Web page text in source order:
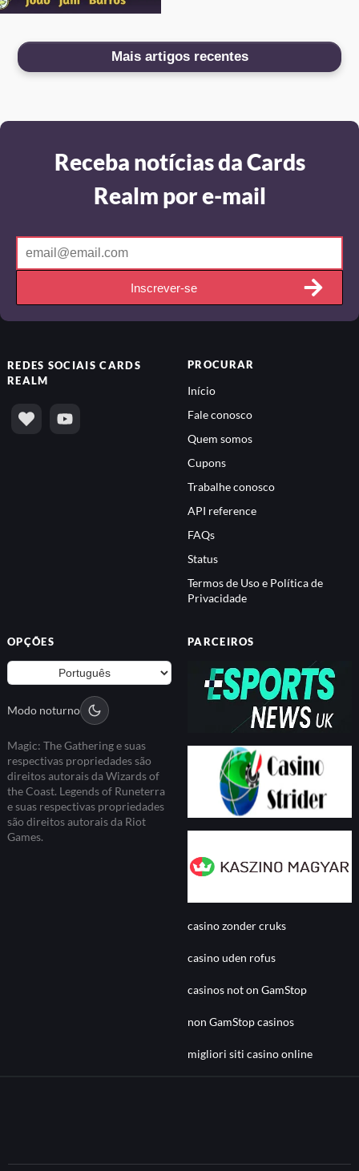
Mais artigos recentes
Receba notícias da Cards
Realm por e-mail
Inscrever-se
REDES SOCIAISCARDS
REALM
PROCURAR
Início
Fale conosco
Quem somos
Cupons
Trabalhe conosco
API reference
FAQs
Status
Termos de Uso e Política de
Privacidade
OPÇÕES
Modo noturno
Magic: The Gathering e suas
respectivas propriedades são
direitos autorais da Wizards of
the Coast. Legends of Runeterra
e suas respectivas propriedades
são direitos autorais da Riot
Games.
PARCEIROS
casino zonder cruks
casino uden rofus
casinos not on GamStop
non GamStop casinos
migliori siti casino online